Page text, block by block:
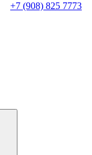
+7 (908) 825 7773